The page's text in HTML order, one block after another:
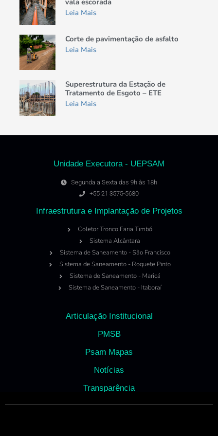
vala escorada
Leia Mais
Corte de pavimentação de asfalto
Leia Mais
Superestrutura da Estação de
Tratamento de Esgoto – ETE
Leia Mais
Unidade Executora - UEPSAM
Segunda a Sexta das 9h às 18h
+55 21 3575-5680
Infraestrutura e Implantação de Projetos
Coletor Tronco Faria Timbó
Sistema Alcântara
Sistema de Saneamento - São Francisco
Sistema de Saneamento - Roquete Pinto
Sistema de Saneamento - Maricá
Sistema de Saneamento - Itaboraí
Articulação Institucional
PMSB
Psam Mapas
Notícias
Transparência